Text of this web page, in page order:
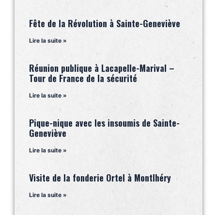
Fête de la Révolution à Sainte-Geneviève
Lire la suite »
Réunion publique à Lacapelle-Marival –
Tour de France de la sécurité
Lire la suite »
Pique-nique avec les insoumis de Sainte-
Geneviève
Lire la suite »
Visite de la fonderie Ortel à Montlhéry
Lire la suite »